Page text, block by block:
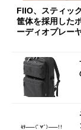
FIIO、スティッ
筐体を採用した
ーディオプレー